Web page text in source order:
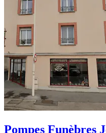
Pompes Funèbres